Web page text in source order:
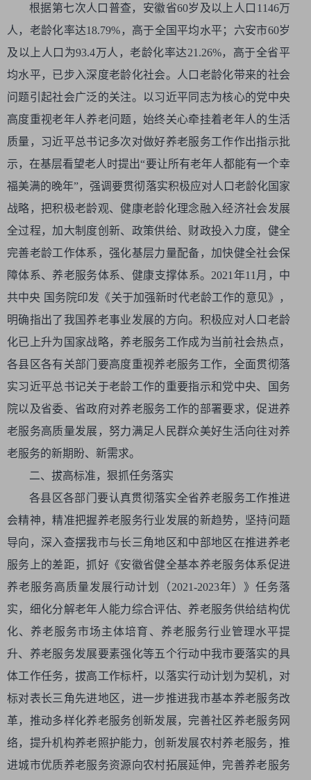
根据第七次人口普查，安徽省60岁及以上人口1146万
人，老龄化率达18.79%，高于全国平均水平；六安市60岁
及以上人口为93.4万人，老龄化率达21.26%，高于全省平
均水平，已步入深度老龄化社会。人口老龄化带来的社会
问题引起社会广泛的关注。以习近平同志为核心的党中央
高度重视老年人养老问题，始终关心牵挂着老年人的生活
质量，习近平总书记多次对做好养老服务工作作出指示批
示，在基层看望老人时提出“要让所有老年人都能有一个幸
福美满的晚年”，强调要贯彻落实积极应对人口老龄化国家
战略，把积极老龄观、健康老龄化理念融入经济社会发展
全过程，加大制度创新、政策供给、财政投入力度，健全
完善老龄工作体系，强化基层力量配备，加快健全社会保
障体系、养老服务体系、健康支撑体系。2021年11月，中
共中央 国务院印发《关于加强新时代老龄工作的意见》，
明确指出了我国养老事业发展的方向。积极应对人口老龄
化已上升为国家战略，养老服务工作成为当前社会热点，
各县区各有关部门要高度重视养老服务工作，全面贯彻落
实习近平总书记关于老龄工作的重要指示和党中央、国务
院以及省委、省政府对养老服务工作的部署要求，促进养
老服务高质量发展，努力满足人民群众美好生活向往对养
老服务的新期盼、新需求。
二、拔高标准，狠抓任务落实
各县区各部门要认真贯彻落实全省养老服务工作推进
会精神，精准把握养老服务行业发展的新趋势，坚持问题
导向，深入查摆我市与长三角地区和中部地区在推进养老
服务上的差距，抓好《安徽省健全基本养老服务体系促进
养老服务高质量发展行动计划（2021-2023年）》任务落
实，细化分解老年人能力综合评估、养老服务供给结构优
化、养老服务市场主体培育、养老服务行业管理水平提
升、养老服务发展要素强化等五个行动中我市要落实的具
体工作任务，拔高工作标杆，以落实行动计划为契机，对
标对表长三角先进地区，进一步推进我市基本养老服务改
革，推动多样化养老服务创新发展，完善社区养老服务网
络，提升机构养老照护能力，创新发展农村养老服务，推
进城市优质养老服务资源向农村拓展延伸，完善养老服务